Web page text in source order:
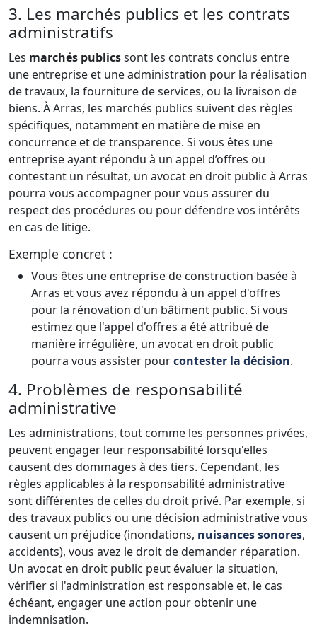
3. Les marchés publics et les contrats
administratifs
Les marchés publicssont les contrats conclus entre
une entreprise et une administration pour la réalisation
de travaux, la fourniture de services, ou la livraison de
biens. À Arras, les marchés publics suivent des règles
spécifiques, notamment en matière de mise en
concurrence et de transparence. Si vous êtes une
entreprise ayant répondu à un appel d’offres ou
contestant un résultat, un avocat en droit public à Arras
pourra vous accompagner pour vous assurer du
respect des procédures ou pour défendre vos intérêts
en cas de litige.
Exemple concret :
Vous êtes une entreprise de construction basée à
Arras et vous avez répondu à un appel d'offres
pour la rénovation d'un bâtiment public. Si vous
estimez que l'appel d'offres a été attribué de
manière irrégulière, un avocat en droit public
pourra vous assister pourcontester la décision.
4. Problèmes de responsabilité
administrative
Les administrations, tout comme les personnes privées,
peuvent engager leur responsabilité lorsqu'elles
causent des dommages à des tiers. Cependant, les
règles applicables à la responsabilité administrative
sont différentes de celles du droit privé. Par exemple, si
des travaux publics ou une décision administrative vous
causent un préjudice (inondations, nuisances sonores,
accidents), vous avez le droit de demander réparation.
Un avocat en droit public peut évaluer la situation,
vérifier si l'administration est responsable et, le cas
échéant, engager une action pour obtenir une
indemnisation.